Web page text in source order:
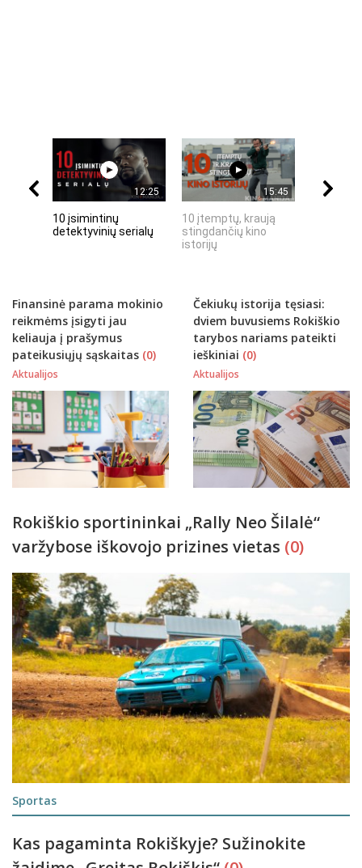
12:25
10 įsimintinų
detektyvinių serialų
15:45
10 įtemptų, kraują
stingdančių kino
istorijų
Finansinė parama mokinio
reikmėms įsigyti jau
keliauja į prašymus
pateikusiųjų sąskaitas (0)
Aktualijos
Čekiukų istorija tęsiasi:
dviem buvusiems Rokiškio
tarybos nariams pateikti
ieškiniai (0)
Aktualijos
Rokiškio sportininkai „Rally Neo Šilalė“
varžybose iškovojo prizines vietas (0)
Sportas
Kas pagaminta Rokiškyje? Sužinokite